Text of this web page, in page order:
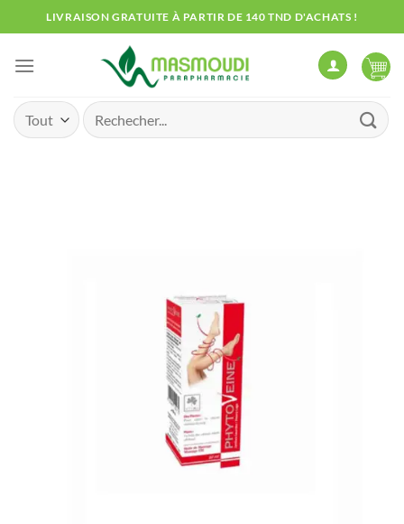
au
contenu
LIVRAISON GRATUITE À PARTIR DE 140 TND D'ACHATS !
Recherche
pour :